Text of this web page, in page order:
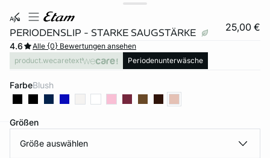
aya
PERIODENSLIP - STARKE SAUGSTÄRKE 25,00 €
4.6
Alle {0} Bewertungen ansehen
product.wecaretext
Periodenunterwäsche
Farbe blush
Größen
Größe auswählen